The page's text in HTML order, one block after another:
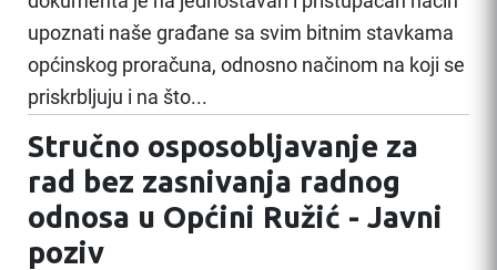
upoznati naše građane sa svim bitnim stavkama
općinskog proračuna, odnosno načinom na koji se
priskrbljuju i na što...
Stručno osposobljavanje za
rad bez zasnivanja radnog
odnosa u Općini Ružić - Javni
poziv